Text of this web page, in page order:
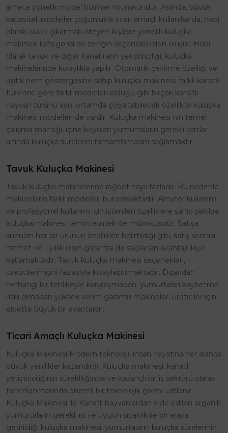
amaca yönelik model bulmak mümkündür. Aslında, büyük
kapasiteli modeller çoğunlukla ticari amaçlı kullanılsa da, hobi
olarak civciv çıkarmak isteyen kişilere yönelik kuluçka
makinesi kategorisi de zengin seçeneklerden oluşur. Hobi
olarak tavuk ve diğer kanatlıların yetiştiriciliği, kuluçka
makinelerinde kolaylıkla yapılır. Otomatik çevirme özelliği ve
dijital nem göstergesine sahip kuluçka makinesi, farklı kanatlı
türlerine göre farklı modelleri olduğu gibi birçok kanatlı
hayvan türünü aynı ortamda çoğaltabilecek özellikte kuluçka
makinesi modelleri de vardır. Kuluçka makinesi nin temel
çalışma mantığı, içine koyulan yumurtaların gerekli şartlar
altında kuluçka sürelerini tamamlamasını sağlamaktır.
Tavuk Kuluçka Makinesi
Tavuk kuluçka makinelerine rağbet hayli fazladır. Bu nedenle
makinelerin farklı modelleri bulunmaktadır. Amatör kullanım
ve profesyonel kullanım için istenilen özelliklere sahip şekilde
kuluçka makinesi temin etmek de mümkündür. Satışa
sunulan her bir ürünün özellikleri belirtildiği gibi, satış sonrası
hizmet ve 1 yıllık ürün garantisi de sağlanan avantajı ikiye
katlamaktadır. Tavuk kuluçka makinesi seçenekleri,
üreticilerin işini fazlasıyla kolaylaştırmaktadır. Dışarıdan
herhangi bir tehlikeyle karşılaşmadan, yumurtaları kaybetme
riski olmadan yüksek verim garantili makineler, üreticiler için
elbette büyük bir avantajdır.
Ticari Amaçlı Kuluçka Makinesi
Kuluçka Makinesi Modern teknoloji, insan hayatına her alanda
büyük yenilikler kazandırdı. Kuluçka makinesi, kanatlı
yetiştiriciliğinin sürekliliğinde ve kazançlı bir iş sektörü olarak
tanımlanmasında önemli bir teknolojik görev üstlenir.
Kuluçka Makinesi ile Kanatlı hayvanlardan elde edilen organik
yumurtaların gerekli ısı ve uygun sıcaklık ile bir araya
getirildiği kuluçka makinesi, yumurtaların kuluçka sürelerinin